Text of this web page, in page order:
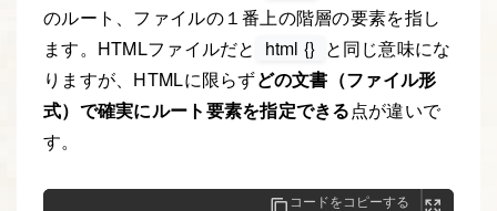
のルート、ファイルの１番上の階層の要素を指し
ます。HTMLファイルだと html {} と同じ意味にな
りますが、HTMLに限らずどの文書（ファイル形
式）で確実にルート要素を指定できる点が違いで
す。
コードをコピーする